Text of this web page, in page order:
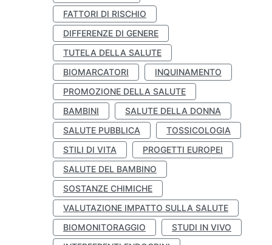
FATTORI DI RISCHIO
DIFFERENZE DI GENERE
TUTELA DELLA SALUTE
BIOMARCATORI
INQUINAMENTO
PROMOZIONE DELLA SALUTE
BAMBINI
SALUTE DELLA DONNA
SALUTE PUBBLICA
TOSSICOLOGIA
STILI DI VITA
PROGETTI EUROPEI
SALUTE DEL BAMBINO
SOSTANZE CHIMICHE
VALUTAZIONE IMPATTO SULLA SALUTE
BIOMONITORAGGIO
STUDI IN VIVO